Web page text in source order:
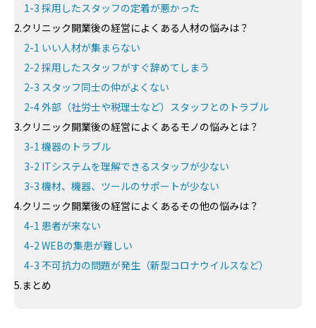
1-3 採用したスタッフの定着が悪かった
2.クリニック開業後の経営によくある人材の悩みは？
2-1 いい人材が集まらない
2-2 採用したスタッフがすぐ辞めてしまう
2-3 スタッフ同士の仲がよくない
2-4 外部（社労士や税理士など）スタッフとのトラブル
3.クリニック開業後の経営によくあるモノの悩みとは？
3-1 機器のトラブル
3-2 ITシステムを理解できるスタッフが少ない
3-3 機材、機器、ツールのサポートが少ない
4.クリニック開業後の経営によくあるその他の悩みは？
4-1 患者が来ない
4-2 WEBの集患が難しい
4-3 不可抗力の問題が発生（新型コロナウイルスなど）
5.まとめ